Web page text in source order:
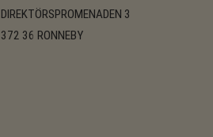
DIREKTÖRSPROMENADEN 3
372 36 RONNEBY